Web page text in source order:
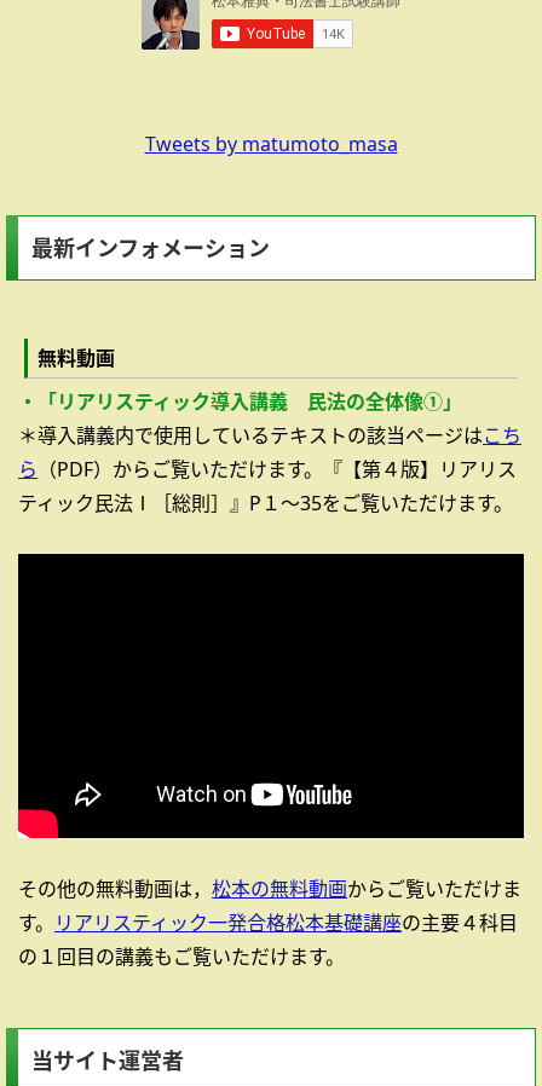
Tweets by matumoto_masa
最新インフォメーション
無料動画
・「リアリスティック導入講義 民法の全体像①」
＊導入講義内で使用しているテキストの該当ページはこち
ら （PDF）からご覧いただけます。『【第４版】リアリス
ティック民法Ⅰ［総則］』P１～35をご覧いただけます。
その他の無料動画は， 松本の無料動画からご覧いただけま
す。 リアリスティック一発合格松本基礎講座の主要４科目
の１回目の講義もご覧いただけます。
当サイト運営者